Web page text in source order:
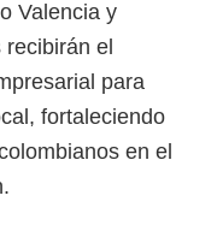
Valencia y
recibirán el
para
fortaleciendo
en el